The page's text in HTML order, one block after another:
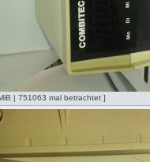
| 751063 mal betrachtet ]